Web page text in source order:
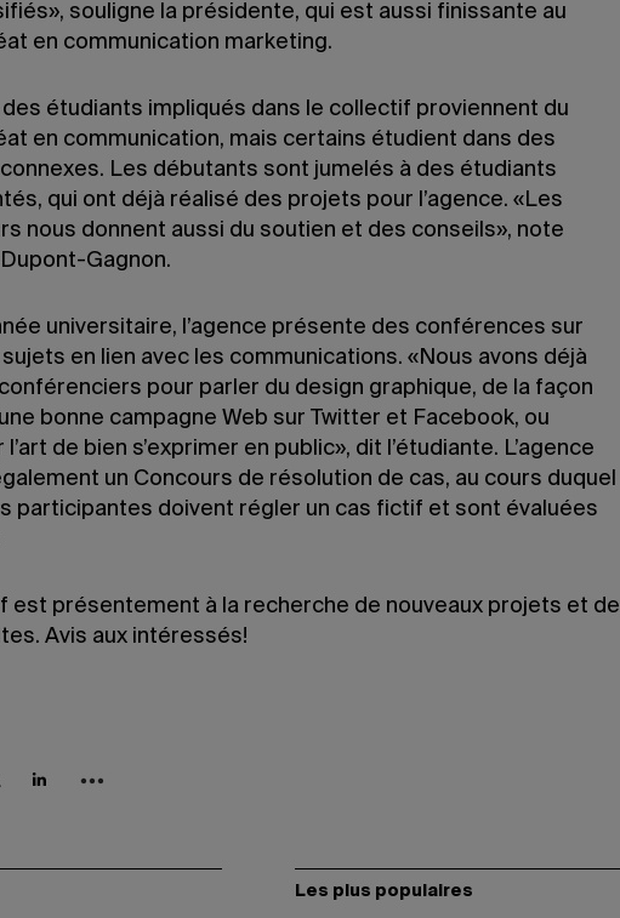
souligne la présidente, qui est aussi finissante au
en communication marketing.
des étudiants impliqués dans le collectif proviennent du
en communication, mais certains étudient dans des
Les débutants sont jumelés à des étudiants
qui ont déjà réalisé des projets pour l’agence. «Les
nous donnent aussi du soutien et des conseils», note
Gagnon.
universitaire, l’agence présente des conférences sur
en lien avec les communications. «Nous avons déjà
pour parler du design graphique, de la façon
bonne campagne Web sur Twitter et Facebook, ou
de bien s’exprimer en public», dit l’étudiante. L’agence
un Concours de résolution de cas, au cours duquel
participantes doivent régler un cas fictif et sont évaluées
est présentement à la recherche de nouveaux projets et de
Avis aux intéressés!
Les plus populaires